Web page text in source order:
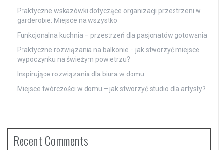
Praktyczne wskazówki dotyczące organizacji przestrzeni w
garderobie: Miejsce na wszystko
Funkcjonalna kuchnia – przestrzeń dla pasjonatów gotowania
Praktyczne rozwiązania na balkonie − jak stworzyć miejsce
wypoczynku na świeżym powietrzu?
Inspirujące rozwiązania dla biura w domu
Miejsce twórczości w domu – jak stworzyć studio dla artysty?
Recent Comments